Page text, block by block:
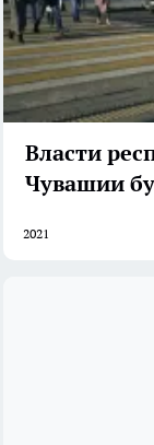
Власти
Чувашии
2021